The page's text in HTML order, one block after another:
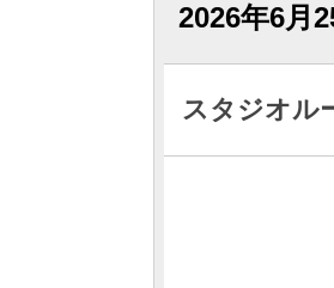
2026年6月
スタジオル